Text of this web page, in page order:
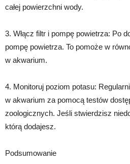
całej powierzchni wody.
3. Włącz filtr i pompę powietrza: Po
pompę powietrza. To pomoże w
w akwarium.
4. Monitoruj poziom potasu:
w akwarium za pomocą testów
zoologicznych. Jeśli stwierdzisz
którą dodajesz.
Podsumowanie